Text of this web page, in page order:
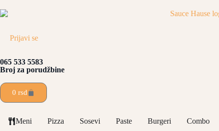
Prijavi se
065 533 5583
Broj za porudžbine
0 rsd
Meni Pizza Sosevi Paste Burgeri Combo